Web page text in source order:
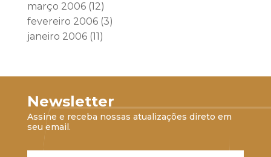
março 2006(12)
fevereiro 2006(3)
janeiro 2006(11)
Newsletter
Assine e receba nossas atualizações direto em
seu email.